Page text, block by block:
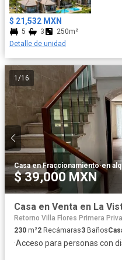
$ 21,532 MXN
5 3
250m²
Detalle de unidad
1 /16
Casa en Fraccionamiento·en
$ 39,000 MXN
Casa en Venta en La
Retorno Villa Flores Primera
230 m²2 Recámaras3 Baños
·Acceso para personas con